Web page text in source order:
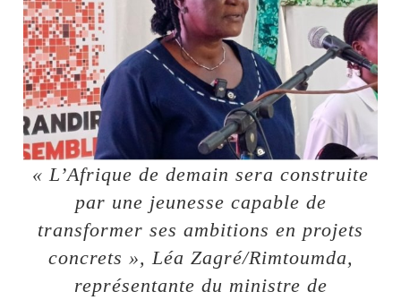
« L’Afrique de demain sera construite
par une jeunesse capable de
transformer ses ambitions en projets
concrets », Léa Zagré/Rimtoumda,
représentante du ministre de